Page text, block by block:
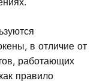
в отличие от
работающих
правило